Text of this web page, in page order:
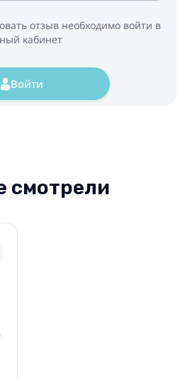
отзыв необходимо войти в
кабинет
Войти
смотрели